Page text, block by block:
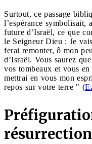
Surtout, ce passage
l’espérance symbolisait,
future d’Israël, ce que
le Seigneur Dieu : Je
ferai remonter, ô mon
d’Israël. Vous saurez
vos tombeaux et vous
mettrai en vous mon
repos sur votre terre " (